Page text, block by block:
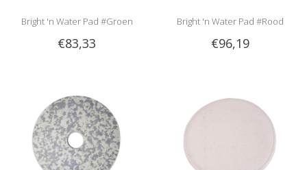
Bright 'n Water Pad #Groen
€83,33
Bright 'n Water Pad #Rood
€96,19